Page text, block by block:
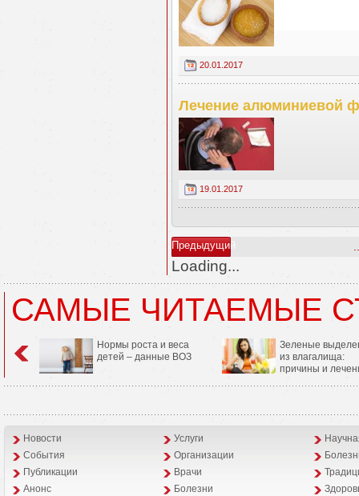
20.01.2017
Лечение алюминиевой
19.01.2017
Предыдущий
Loading...
САМЫЕ ЧИТАЕМЫЕ
Нормы роста и веса
детей – данные ВОЗ
Зеленые
из влагалища:
причины и
Новости Услуги
События
Организации
Публикации
Врачи
Анонс
Болезни